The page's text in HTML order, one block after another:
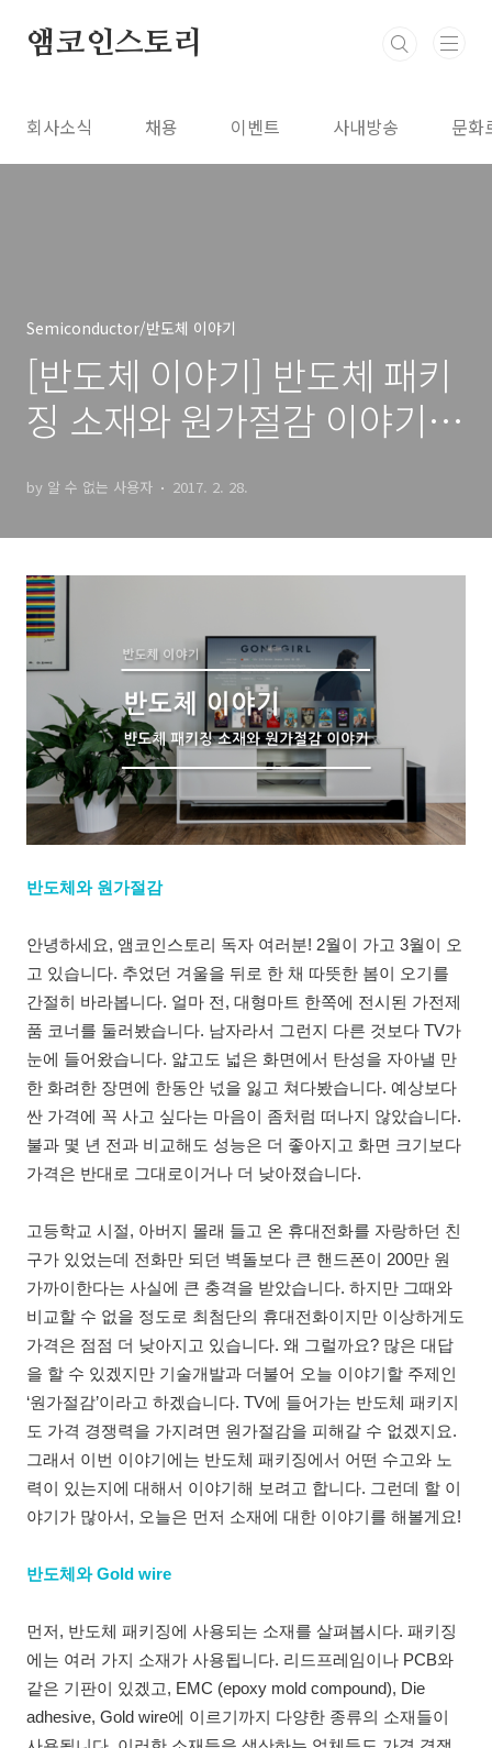
앰코인스토리
회사소식 채용 이벤트 사내방송 문화
Semiconductor/반도체 이야기
[반도체 이야기] 반도체 패키
징 소재와 원가절감 이야기, 1
by 알 수 없는 사용자 2017. 2. 28.
반도체와 원가절감
안녕하세요, 앰코인스토리 독자 여러분! 2월이 가고 3월이 오
고 있습니다. 추었던 겨울을 뒤로 한 채 따뜻한 봄이 오기를
간절히 바라봅니다. 얼마 전, 대형마트 한쪽에 전시된 가전제
품 코너를 둘러봤습니다. 남자라서 그런지 다른 것보다 TV가
눈에 들어왔습니다. 얇고도 넓은 화면에서 탄성을 자아낼 만
한 화려한 장면에 한동안 넋을 잃고 쳐다봤습니다. 예상보다
싼 가격에 꼭 사고 싶다는 마음이 좀처럼 떠나지 않았습니다.
불과 몇 년 전과 비교해도 성능은 더 좋아지고 화면 크기보다
가격은 반대로 그대로이거나 더 낮아졌습니다.
고등학교 시절, 아버지 몰래 들고 온 휴대전화를 자랑하던 친
구가 있었는데 전화만 되던 벽돌보다 큰 핸드폰이 200만 원
가까이한다는 사실에 큰 충격을 받았습니다. 하지만 그때와
비교할 수 없을 정도로 최첨단의 휴대전화이지만 이상하게도
가격은 점점 더 낮아지고 있습니다. 왜 그럴까요? 많은 대답
을 할 수 있겠지만 기술개발과 더불어 오늘 이야기할 주제인
‘원가절감’이라고 하겠습니다. TV에 들어가는 반도체 패키지
도 가격 경쟁력을 가지려면 원가절감을 피해갈 수 없겠지요.
그래서 이번 이야기에는 반도체 패키징에서 어떤 수고와 노
력이 있는지에 대해서 이야기해 보려고 합니다. 그런데 할 이
야기가 많아서, 오늘은 먼저 소재에 대한 이야기를 해볼게요!
반도체와 Gold wire
먼저, 반도체 패키징에 사용되는 소재를 살펴봅시다. 패키징
에는 여러 가지 소재가 사용됩니다. 리드프레임이나 PCB와
같은 기판이 있겠고, EMC (epoxy mold compound), Die
adhesive, Gold wire에 이르기까지 다양한 종류의 소재들이